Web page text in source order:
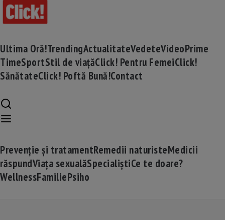
Ultima Oră!TrendingActualitateVedeteVideoPrime
TimeSportStil de viațăClick! Pentru FemeiClick!
SănătateClick! Poftă Bună!Contact
Prevenție și tratamentRemedii naturisteMedicii
răspundViața sexualăSpecialiștiCe te doare?
WellnessFamiliePsiho